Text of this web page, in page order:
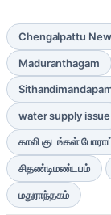
Chengalpattu
Maduranthagam
water supply issue
காலி குடங்கள்
சிதண்டிமண்டபம்
மதுராந்தகம்